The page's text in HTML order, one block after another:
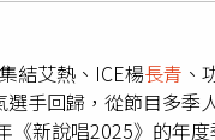
只是法律人，最近致
，民進黨高高在上，
件，行政院部會首長
此無能，卓榮泰要不
載再開」，第39集
師「可能沒有辦法讓
之女，一清掃我爸進
「我愛吃辣，也不吃
結艾熱、ICE楊長青 、
手回歸，從節目多季
新說唱2025》的年